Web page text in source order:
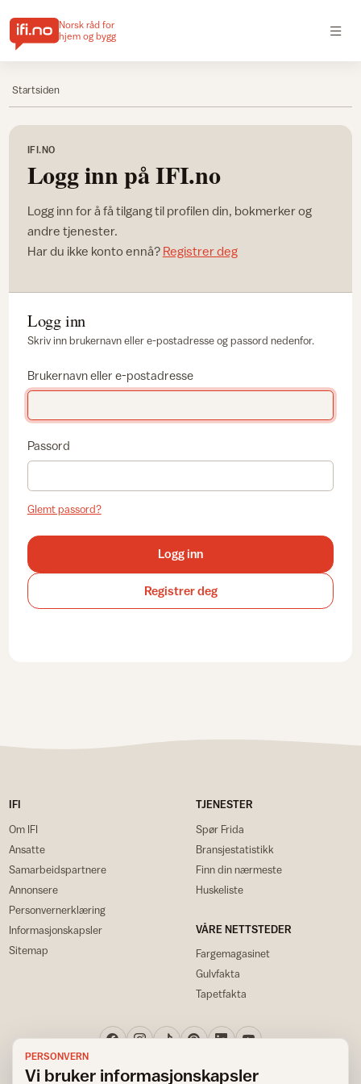
Norsk råd for
hjem og bygg
Startsiden
IFI.NO
Logg inn på IFI.no
Logg inn for å få tilgang til profilen din, bokmerker og
andre tjenester.
Har du ikke konto ennå? Registrer deg
Logg inn
Skriv inn brukernavn eller e-postadresse og passord nedenfor.
Brukernavn eller e-postadresse
Passord
Glemt passord?
Logg inn
Registrer deg
IFI
Om IFI
Ansatte
Samarbeidspartnere
Annonsere
Personvernerklæring
Informasjonskapsler
Sitemap
TJENESTER
Spør Frida
Bransjestatistikk
Finn din nærmeste
Huskeliste
VÅRE NETTSTEDER
Fargemagasinet
Gulvfakta
Tapetfakta
PERSONVERN
Vi bruker informasjonskapsler